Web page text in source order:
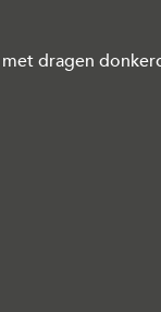
dragen